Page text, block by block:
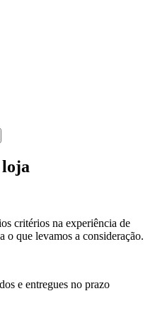
loja
critérios na experiência de
o que levamos a consideração.
e entregues no prazo